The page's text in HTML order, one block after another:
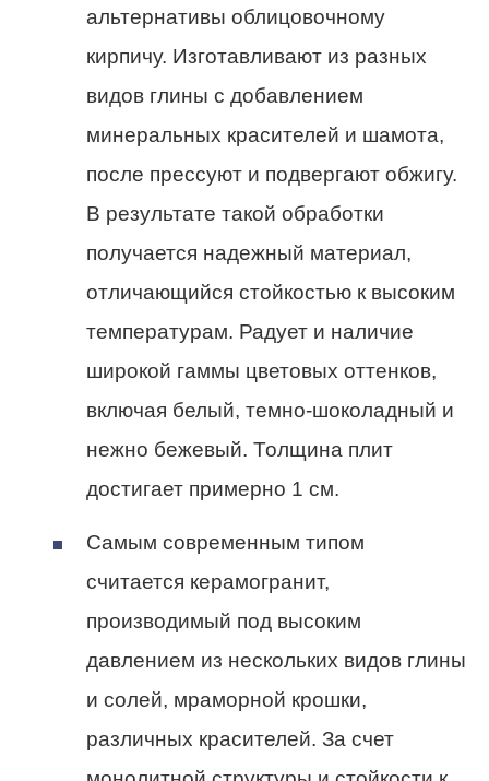
альтернативы облицовочному
кирпичу. Изготавливают из разных
видов глины с добавлением
минеральных красителей и шамота,
после прессуют и подвергают обжигу.
В результате такой обработки
получается надежный материал,
отличающийся стойкостью к высоким
температурам. Радует и наличие
широкой гаммы цветовых оттенков,
включая белый, темно-шоколадный и
нежно бежевый. Толщина плит
достигает примерно 1 см.
Самым современным типом
считается керамогранит,
производимый под высоким
давлением из нескольких видов глины
и солей, мраморной крошки,
различных красителей. За счет